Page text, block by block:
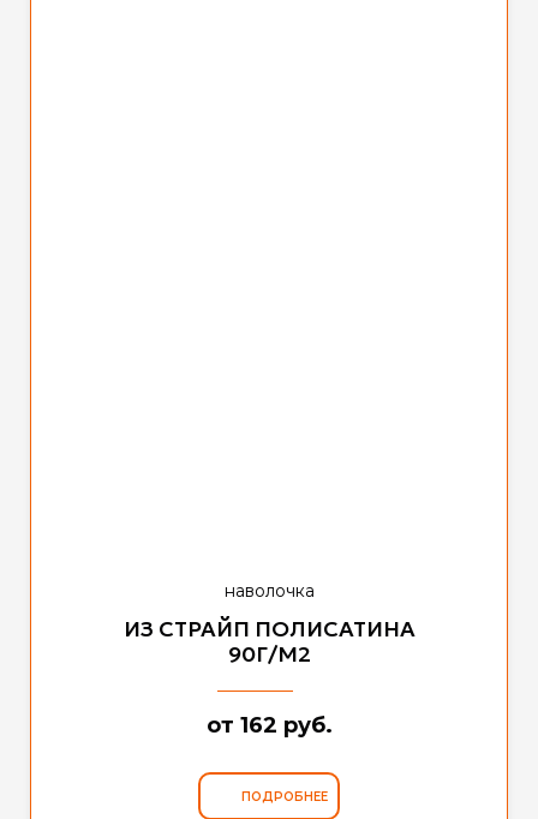
наволочка
ИЗ СТРАЙП ПОЛИСАТИНА
90Г/М2
от 162 руб.
ПОДРОБНЕЕ